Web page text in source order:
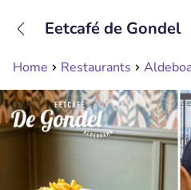
Home Restaurants
Eetcafé de Gondel